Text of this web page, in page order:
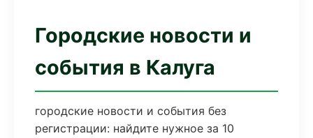
Городские новости и
события в Калуга
городские новости и события без
регистрации: найдите нужное за 10